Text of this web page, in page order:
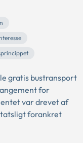
gratis bustransport
for
var drevet af
forankret